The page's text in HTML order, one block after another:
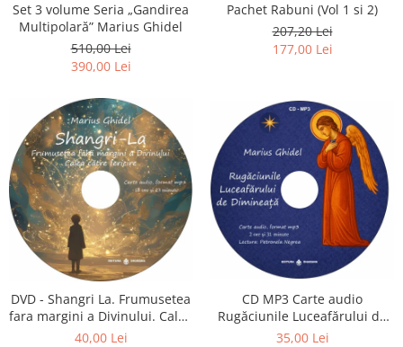
Set 3 volume Seria „Gandirea
Multipolară” Marius Ghidel
510,00 Lei
390,00 Lei
Pachet Rabuni (Vol 1 si 2)
207,20 Lei
177,00 Lei
DVD - Shangri La. Frumusetea
fara margini a Divinului. Calea
catre fericire
40,00 Lei
CD MP3 Carte audio
Rugăciunile Luceafărului de
dimineață
35,00 Lei